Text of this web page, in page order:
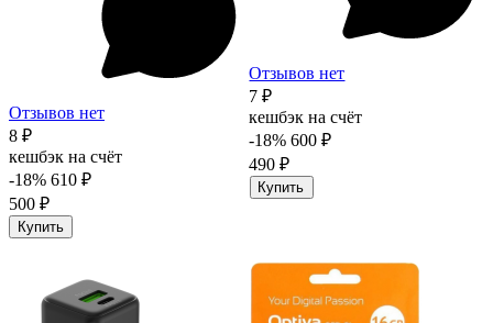
Отзывов нет
8 ₽
кешбэк на счёт
-18% 610 ₽
500 ₽
Купить
Отзывов нет
7 ₽
кешбэк на счёт
-18% 600 ₽
490 ₽
Купить